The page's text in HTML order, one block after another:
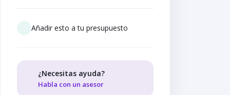
Añadir esto a tu presupuesto
¿Necesitas ayuda?
Habla con un asesor